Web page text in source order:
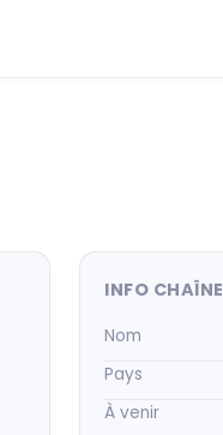
INFO CHAÎNE
Nom
Pays
À venir